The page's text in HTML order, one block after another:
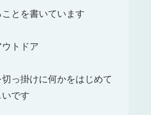
とを書いています
トドア
っ掛けに何かをはじめて
いです